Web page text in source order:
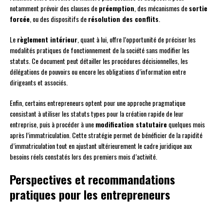
notamment prévoir des clauses depréemption, des mécanismes desortie
forcée, ou des dispositifs derésolution des conflits.
Lerèglement intérieur, quant à lui, offre l’opportunité de préciser les
modalités pratiques de fonctionnement de la société sans modifier les
statuts. Ce document peut détailler les procédures décisionnelles, les
délégations de pouvoirs ou encore les obligations d’information entre
dirigeants et associés.
Enfin, certains entrepreneurs optent pour une approche pragmatique
consistant à utiliser les statuts types pour la création rapide de leur
entreprise, puis à procéder à unemodification statutairequelques mois
après l’immatriculation. Cette stratégie permet de bénéficier de la rapidité
d’immatriculation tout en ajustant ultérieurement le cadre juridique aux
besoins réels constatés lors des premiers mois d’activité.
Perspectives et recommandations
pratiques pour les entrepreneurs